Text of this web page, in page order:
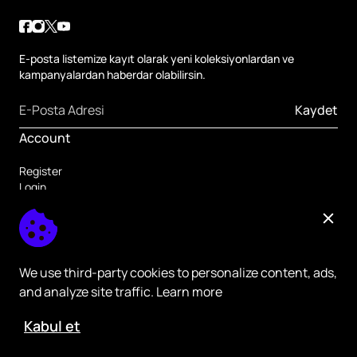
We use third-party cookies to personalize content, ads,
and analyze site traffic. Learn more
Kabul et
E-posta listemize kayıt olarak yeni koleksiyonlardan ve
kampanyalardan haberdar olabilirsin.
Kaydet
Account
Register
Login
Others
Register